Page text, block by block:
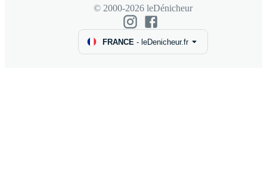
© 2000-2026 leDénicheur
FRANCE - leDenicheur.fr